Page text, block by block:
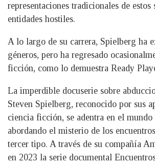
representaciones tradicionales de estos
entidades hostiles.
A lo largo de su carrera, Spielberg ha
géneros, pero ha regresado
ficción, como lo demuestra Ready
La imperdible docuserie sobre
Steven Spielberg, reconocido por sus
ciencia ficción, se adentra en el
abordando el misterio de los
tercer tipo. A través de su compañía
en 2023 la serie documental